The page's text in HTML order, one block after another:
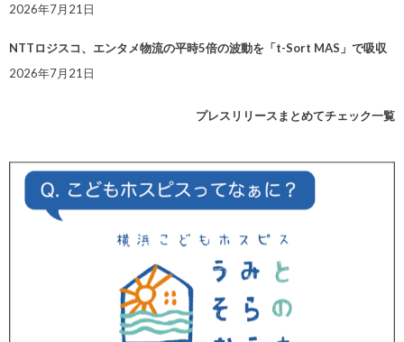
2026年7月21日
NTTロジスコ、エンタメ物流の平時5倍の波動を「t-Sort MAS」で吸収
2026年7月21日
プレスリリースまとめてチェック一覧